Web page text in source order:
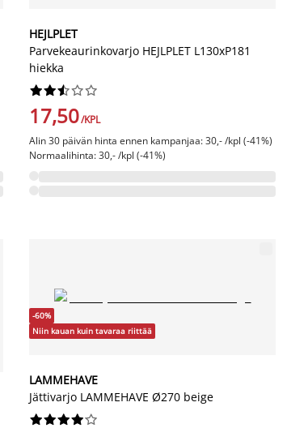
HEJLPLET
Parvekeaurinkovarjo HEJLPLET L130xP181
hiekka






17,50/KPL
Alin 30 päivän hinta ennen kampanjaa: 30,- /kpl (-41%)
Normaalihinta: 30,- /kpl (-41%)
-60%
Niin kauan kuin tavaraa riittää
LAMMEHAVE
Jättivarjo LAMMEHAVE Ø270 beige





